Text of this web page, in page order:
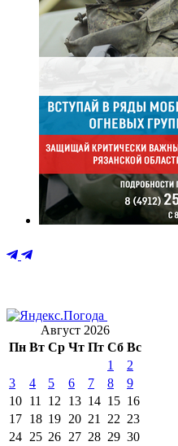
Август 2026
Пн Вт Ср Чт Пт Сб Вс
1
2
3
4 5 6 7 8
9
10 11 12 13 14 15 16
17 18 19 20 21 22 23
24 25 26 27 28 29 30